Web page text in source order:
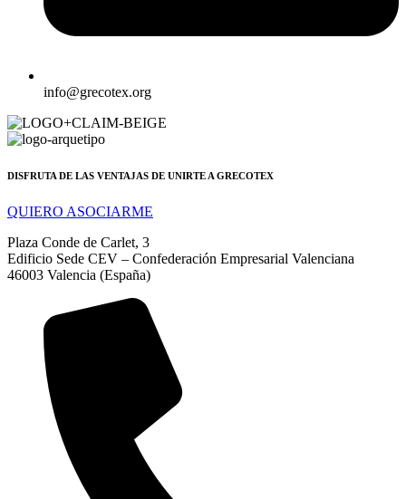
info@grecotex.org
DISFRUTA DE LAS VENTAJAS DE UNIRTE A GRECOTEX
QUIERO ASOCIARME
Plaza Conde de Carlet, 3
Edificio Sede CEV – Confederación Empresarial Valenciana
46003 Valencia (España)